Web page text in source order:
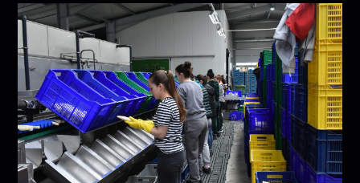
创能学院
联系我们